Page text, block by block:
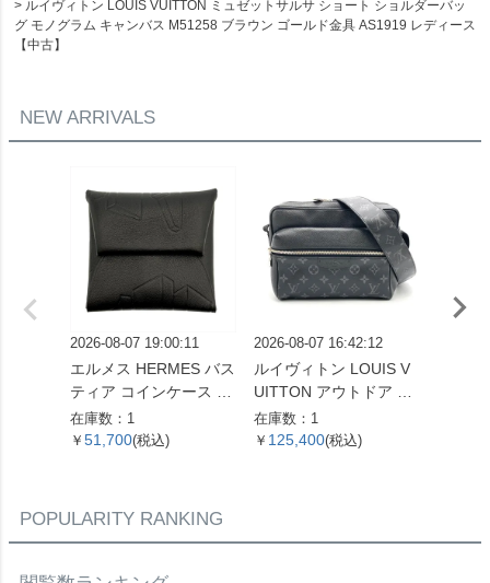
ルイヴィトン LOUIS VUITTON ミュゼットサルサ ショート ショルダーバッ
グ モノグラム キャンバス M51258 ブラウン ゴールド金具 AS1919 レディース
【中古】
NEW ARRIVALS
2026-08-07 19:00:11
エルメス HERMES バス
ティア コインケース ス
イフト X刻印 ノワール
THE NATURE OF MEN
在庫数：1
￥ 51,700(税込)
2026-08-07 16:42:12
ルイヴィトン LOUIS V
UITTON アウトドア メ
ッセンジャー PM ショ
ルダーバッグ タイガ ラ
在庫数：1
￥ 125,400(税込)
POPULARITY RANKING